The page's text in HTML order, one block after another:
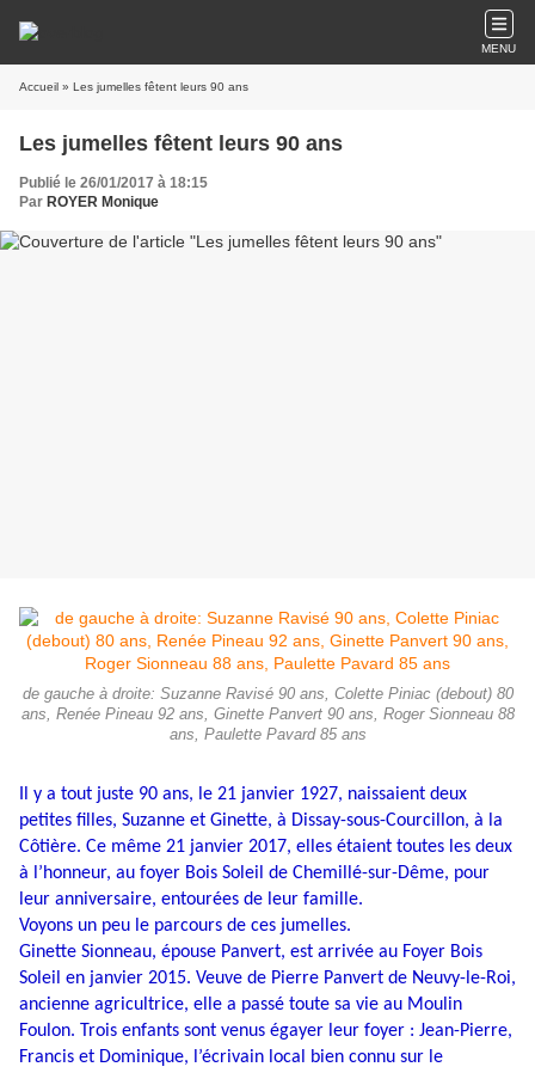
MENU
Accueil » Les jumelles fêtent leurs 90 ans
Les jumelles fêtent leurs 90 ans
Publié le 26/01/2017 à 18:15
Par ROYER Monique
de gauche à droite: Suzanne Ravisé 90 ans, Colette Piniac (debout) 80
ans, Renée Pineau 92 ans, Ginette Panvert 90 ans, Roger Sionneau 88
ans, Paulette Pavard 85 ans
Il y a tout juste 90 ans, le 21 janvier 1927, naissaient deux
petites filles, Suzanne et Ginette, à Dissay-sous-Courcillon, à la
Côtière. Ce même 21 janvier 2017, elles étaient toutes les deux
à l’honneur, au foyer Bois Soleil de Chemillé-sur-Dême, pour
leur anniversaire, entourées de leur famille.
Voyons un peu le parcours de ces jumelles.
Ginette Sionneau, épouse Panvert, est arrivée au Foyer Bois
Soleil en janvier 2015. Veuve de Pierre Panvert de Neuvy-le-Roi,
ancienne agricultrice, elle a passé toute sa vie au Moulin
Foulon. Trois enfants sont venus égayer leur foyer : Jean-Pierre,
Francis et Dominique, l’écrivain local bien connu sur le